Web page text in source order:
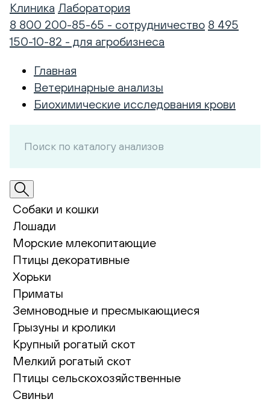
Клиника Лаборатория
8 800 200-85-65 - сотрудничество 8 495
150-10-82 - для агробизнеса
Главная
Ветеринарные анализы
Биохимические исследования крови
Собаки и кошки
Лошади
Морские млекопитающие
Птицы декоративные
Хорьки
Приматы
Земноводные и пресмыкающиеся
Грызуны и кролики
Крупный рогатый скот
Мелкий рогатый скот
Птицы сельскохозяйственные
Свиньи